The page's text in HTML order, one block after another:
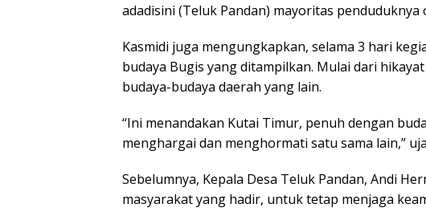
adadisini (Teluk Pandan) mayoritas penduduknya
Kasmidi juga mengungkapkan, selama 3 hari
budaya Bugis yang ditampilkan. Mulai dari
budaya-budaya daerah yang lain.
“Ini menandakan Kutai Timur, penuh dengan
menghargai dan menghormati satu sama lain,”
Sebelumnya, Kepala Desa Teluk Pandan, Andi
masyarakat yang hadir, untuk tetap menjaga